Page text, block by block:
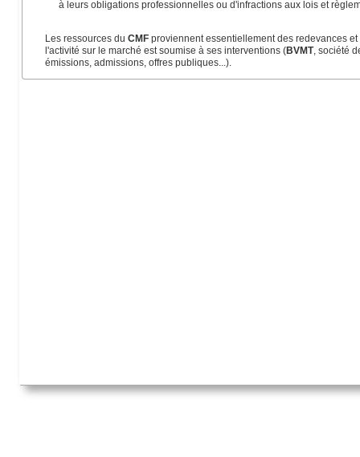
à leurs obligations professionnelles ou d'infractions aux lois et
Les ressources duCMFproviennent essentiellement des redevances
l'activité sur le marché est soumise à ses interventions (BVMT, société
émissions, admissions, offres publiques...).